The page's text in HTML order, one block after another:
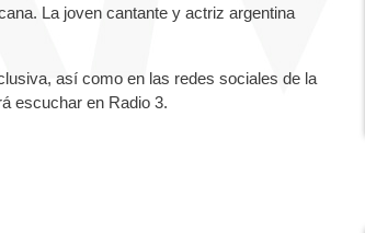
La joven cantante y actriz argentina
así como en las redes sociales de la
escuchar en Radio 3.